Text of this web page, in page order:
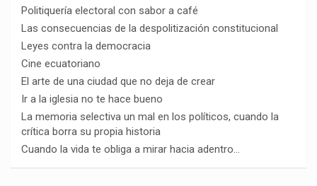
Politiquería electoral con sabor a café
Las consecuencias de la despolitización constitucional
Leyes contra la democracia
Cine ecuatoriano
El arte de una ciudad que no deja de crear
Ir a la iglesia no te hace bueno
La memoria selectiva un mal en los políticos, cuando la
crítica borra su propia historia
Cuando la vida te obliga a mirar hacia adentro…